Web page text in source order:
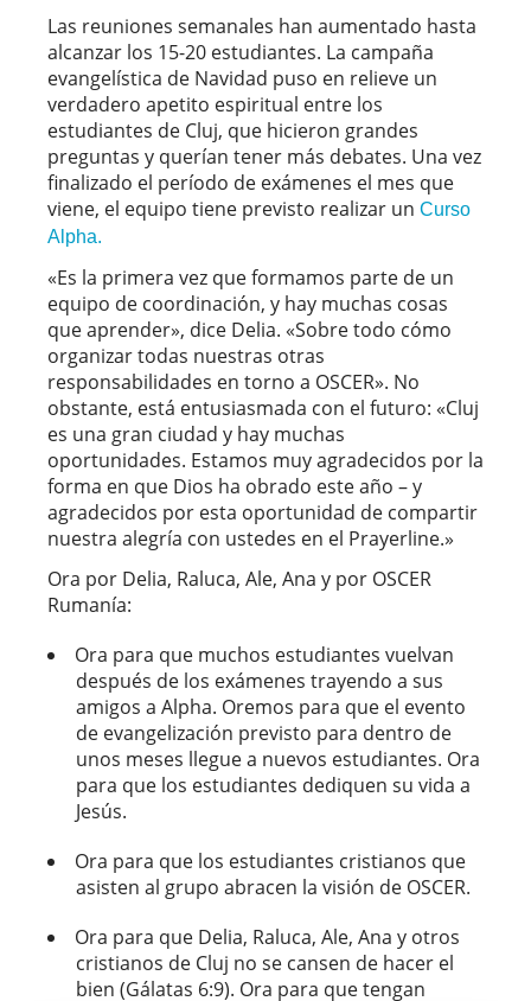
Las reuniones semanales han aumentado hasta
alcanzar los 15-20 estudiantes. La campaña
evangelística de Navidad puso en relieve un
verdadero apetito espiritual entre los
estudiantes de Cluj, que hicieron grandes
preguntas y querían tener más debates. Una vez
finalizado el período de exámenes el mes que
viene, el equipo tiene previsto realizar un Curso
Alpha.
«Es la primera vez que formamos parte de un
equipo de coordinación, y hay muchas cosas
que aprender», dice Delia. «Sobre todo cómo
organizar todas nuestras otras
responsabilidades en torno a OSCER». No
obstante, está entusiasmada con el futuro: «Cluj
es una gran ciudad y hay muchas
oportunidades. Estamos muy agradecidos por la
forma en que Dios ha obrado este año – y
agradecidos por esta oportunidad de compartir
nuestra alegría con ustedes en el Prayerline.»
Ora por Delia, Raluca, Ale, Ana y por OSCER
Rumanía:
Ora para que muchos estudiantes vuelvan
después de los exámenes trayendo a sus
amigos a Alpha. Oremos para que el evento
de evangelización previsto para dentro de
unos meses llegue a nuevos estudiantes. Ora
para que los estudiantes dediquen su vida a
Jesús.
Ora para que los estudiantes cristianos que
asisten al grupo abracen la visión de OSCER.
Ora para que Delia, Raluca, Ale, Ana y otros
cristianos de Cluj no se cansen de hacer el
bien (Gálatas 6:9). Ora para que tengan